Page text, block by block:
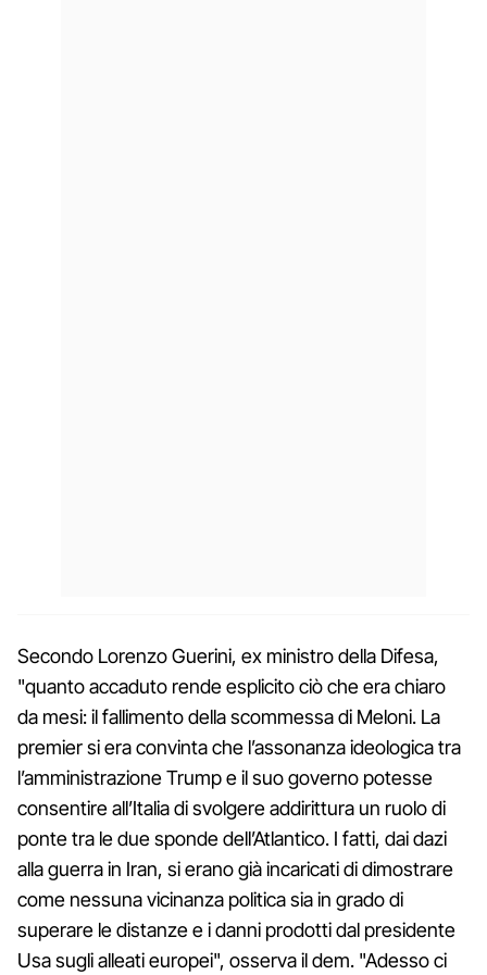
Secondo Lorenzo Guerini, ex ministro della Difesa,
"quanto accaduto rende esplicito ciò che era chiaro
da mesi: il fallimento della scommessa di Meloni. La
premier si era convinta che l’assonanza ideologica tra
l’amministrazione Trump e il suo governo potesse
consentire all’Italia di svolgere addirittura un ruolo di
ponte tra le due sponde dell’Atlantico. I fatti, dai dazi
alla guerra in Iran, si erano già incaricati di dimostrare
come nessuna vicinanza politica sia in grado di
superare le distanze e i danni prodotti dal presidente
Usa sugli alleati europei", osserva il dem. "Adesso ci